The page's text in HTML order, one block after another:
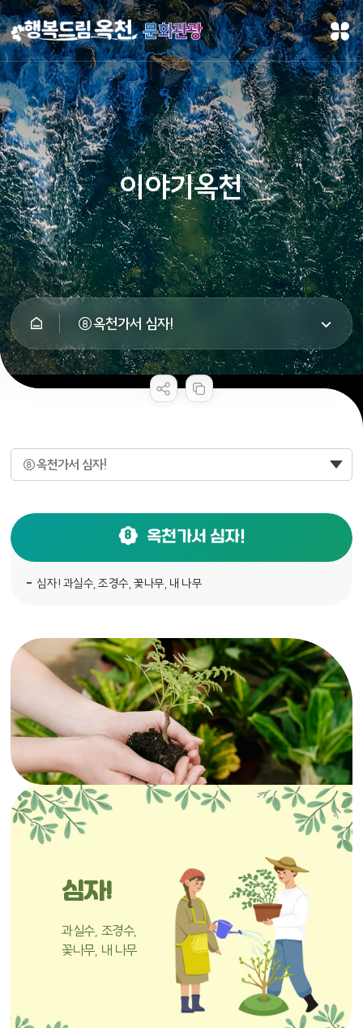
문화관광
이야기옥천
⑧옥천가서 심자!
⑧옥천가서 심자!
8 옥천가서 심자!
심자! 과실수, 조경수, 꽃나무, 내 나무
심자!
과실수, 조경수,
꽃나무, 내 나무
콘텐츠 만족도 조사